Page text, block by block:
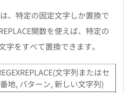
、特定の固定文字しか置換で
関数を使えば、特定の
字をすべて置換できます。
文字列またはセ
地, パターン, 新しい文字列)